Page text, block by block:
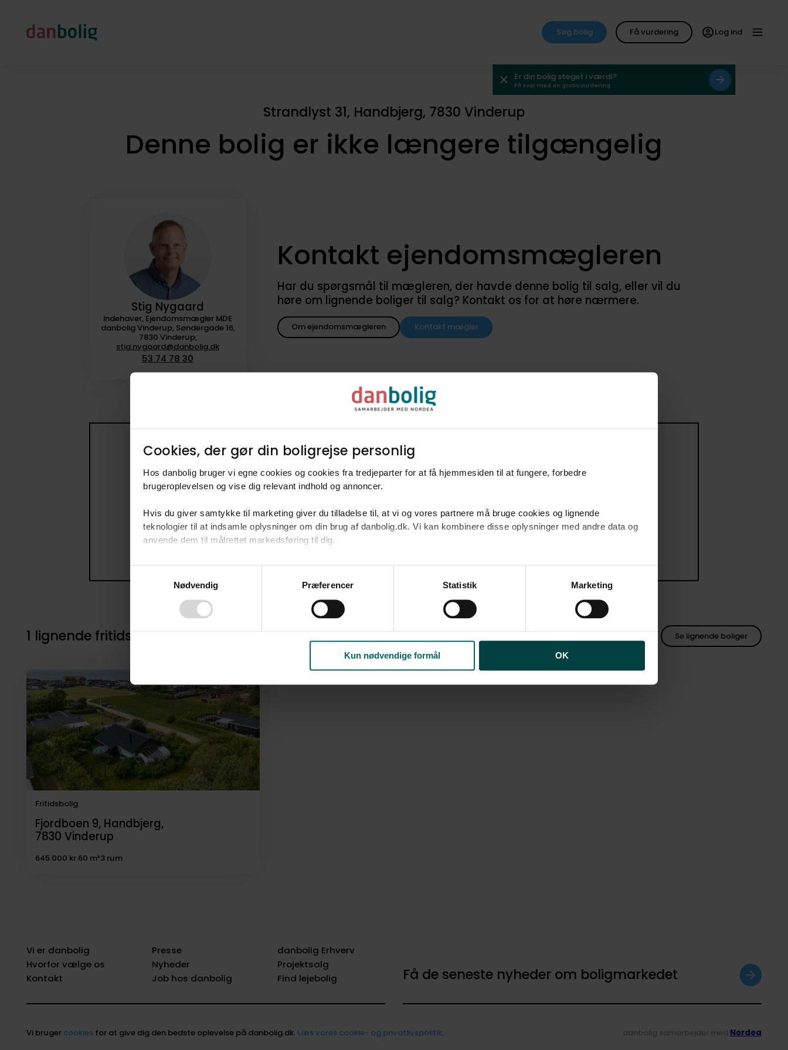
Cookies, der gør din boligrejse personlig​
Hos danbolig bruger vi egne cookies og cookies fra tredjeparter for at få hjemmesiden til at fungere, forbedre
brugeroplevelsen og vise dig relevant indhold og annoncer.​
Hvis du giver samtykke til marketing giver du tilladelse til, at vi og vores partnere må bruge cookies og lignende
teknologier til at indsamle oplysninger om din brug af danbolig.dk. Vi kan kombinere disse oplysninger med andre data og
anvende dem til målrettet markedsføring til dig.​
Ved at klikke på ”OK” giver du samtykke til alle formål. Du kan til enhver tid læse mere om brugen af cookies samt
tilbagekalde dit samtykke ved at følge linket til vores
. Oplysninger om behandling af personoplysninger
Nødvendig Præferencer Statistik Marketing
Kun nødvendige formål OK
Søg bolig Få vurdering Log ind
Er din bolig steget i værdi?
Få svar med en gratis vurdering
Strandlyst 31, Handbjerg, 7830 Vinderup
Denne bolig er ikke længere tilgængelig
Stig Nygaard
Indehaver, Ejendomsmægler MDE
danbolig Vinderup, Søndergade 16,
7830 Vinderup,
stig.nygaard@danbolig.dk
53 74 78 30
Kontakt ejendomsmægleren
Har du spørgsmål til mægleren, der havde denne bolig til salg, eller vil du
høre om lignende boliger til salg? Kontakt os for at høre nærmere.
Om ejendomsmægleren Kontakt mægler
Få besked når lignende boliger kommer til salg
Opret en søgeagent i danboligs køberkartotek og få besked når nye boliger kommer til salg
1 lignende fritidsbolig i nærheden til 600.000-800.000 kr. på omkring 54 m Se lignende boliger
Fritidsbolig
Fjordboen 9, Handbjerg,
7830 Vinderup
645.000 kr.60 m²3 rum
Få de seneste nyheder om boligmarkedet
Vi er danbolig
Hvorfor vælge os
Kontakt
Presse
Nyheder
Job hos danbolig
danbolig Erhverv
Projektsalg
Find lejebolig
Vi bruger cookies for at give dig den bedste oplevelse på danbolig.dk. Læs vores cookie- og privatlivspolitik. Nordea